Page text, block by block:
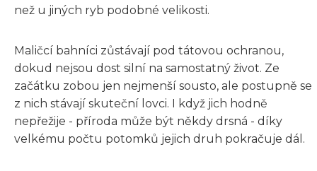
než u jiných ryb podobné velikosti.
Maličcí bahníci zůstávají pod tátovou ochranou,
dokud nejsou dost silní na samostatný život. Ze
začátku zobou jen nejmenší sousto, ale postupně se
z nich stávají skuteční lovci. I když jich hodně
nepřežije - příroda může být někdy drsná - díky
velkému počtu potomků jejich druh pokračuje dál.